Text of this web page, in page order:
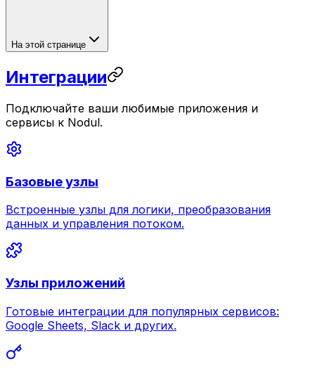
На этой странице
Интеграции
Подключайте ваши любимые приложения и
сервисы к Nodul.
Базовые узлы
Встроенные узлы для логики, преобразования
данных и управления потоком.
Узлы приложений
Готовые интеграции для популярных сервисов:
Google Sheets, Slack и других.